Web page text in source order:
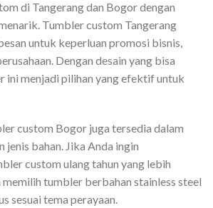
di Tangerang dan Bogor dengan
Tumbler custom Tangerang
untuk keperluan promosi bisnis,
Dengan desain yang bisa
ini menjadi pilihan yang efektif untuk
custom Bogor juga tersedia dalam
jenis bahan. Jika Anda ingin
custom ulang tahun yang lebih
tumbler berbahan stainless steel
sesuai tema perayaan.